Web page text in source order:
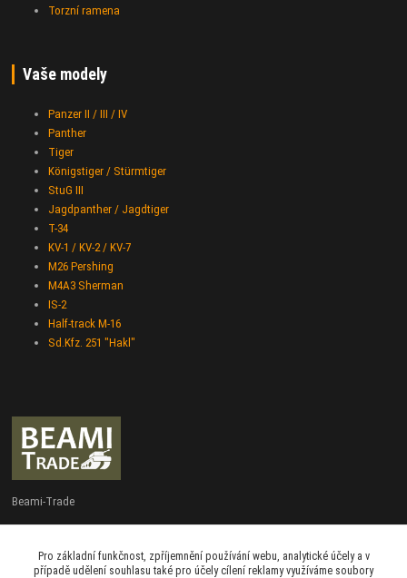
Torzní ramena
Vaše modely
Panzer II / III / IV
Panther
Tiger
Königstiger / Stürmtiger
StuG III
Jagdpanther / Jagdtiger
T-34
KV-1 / KV-2 / KV-7
M26 Pershing
M4A3 Sherman
IS-2
Half-track M-16
Sd.Kfz. 251 "Hakl"
Beami-Trade
+420 775 427 778
Po - Pá 9:00 - 16:00
Pro základní funkčnost, zpříjemnění používání webu, analytické účely a v
případě udělení souhlasu také pro účely cílení reklamy využíváme soubory